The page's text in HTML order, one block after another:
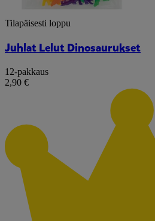
Tilapäisesti loppu
Juhlat Lelut Dinosaurukset
12-pakkaus
2,90 €